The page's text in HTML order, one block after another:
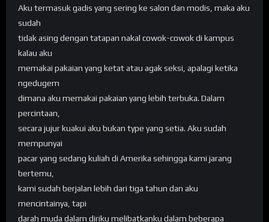
Aku termasuk gadis yang sering ke salon dan modis, maka aku
sudah
tidak asing dengan tatapan nakal cowok-cowok di kampus
kalau aku
memakai pakaian yang ketat atau agak seksi, apalagi ketika
ngedugem
dimana aku memakai pakaian yang lebih terbuka. Dalam
percintaan,
secara jujur kuakui aku bukan type yang setia. Aku sudah
mempunyai
pacar yang sedang kuliah di Amerika sehingga kami jarang
bertemu,
kami sudah berjalan lebih dari tiga tahun dan aku
mencintainya, tapi
darah muda dalam diriku melibatkanku dalam beberapa